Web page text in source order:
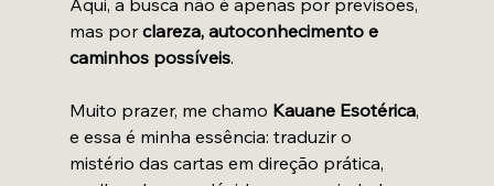
mas por clareza, autoconhecimento e
caminhos possíveis.
Muito prazer, me chamo Kauane Esotérica,
e essa é minha essência: traduzir o
mistério das cartas em direção prática,